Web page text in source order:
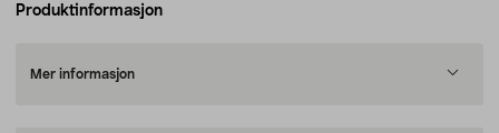
Produktinformasjon
Mer informasjon